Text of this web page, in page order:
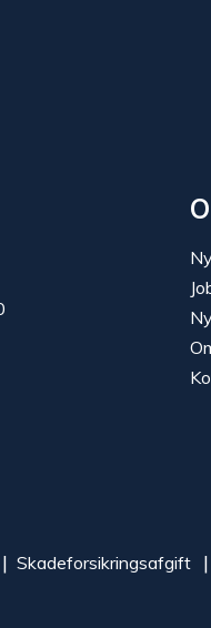
Skadeforsikringsafgift